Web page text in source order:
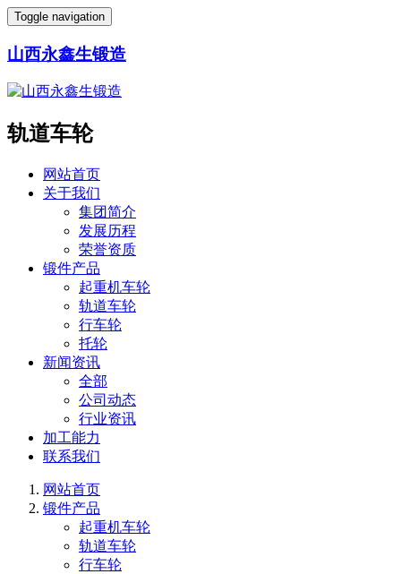
Toggle navigation
山西永鑫生锻造
轨道车轮
网站首页
关于我们
集团简介
发展历程
荣誉资质
锻件产品
起重机车轮
轨道车轮
行车轮
托轮
新闻资讯
全部
公司动态
行业资讯
加工能力
联系我们
网站首页
锻件产品
起重机车轮
轨道车轮
行车轮